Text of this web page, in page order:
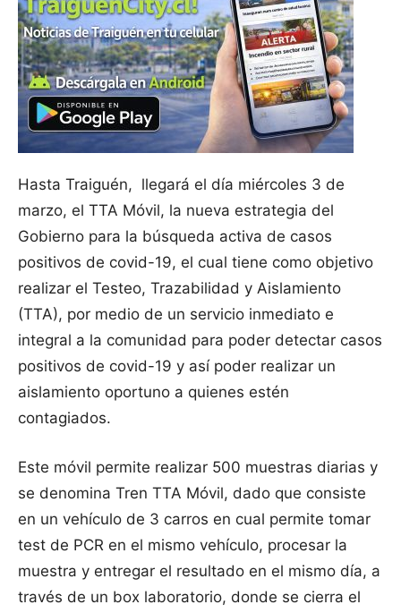
Hasta Traiguén, llegará el día miércoles 3 de
marzo, el TTA Móvil, la nueva estrategia del
Gobierno para la búsqueda activa de casos
positivos de covid-19, el cual tiene como objetivo
realizar el Testeo, Trazabilidad y Aislamiento
(TTA), por medio de un servicio inmediato e
integral a la comunidad para poder detectar casos
positivos de covid-19 y así poder realizar un
aislamiento oportuno a quienes estén
contagiados.
Este móvil permite realizar 500 muestras diarias y
se denomina Tren TTA Móvil, dado que consiste
en un vehículo de 3 carros en cual permite tomar
test de PCR en el mismo vehículo, procesar la
muestra y entregar el resultado en el mismo día, a
través de un box laboratorio, donde se cierra el